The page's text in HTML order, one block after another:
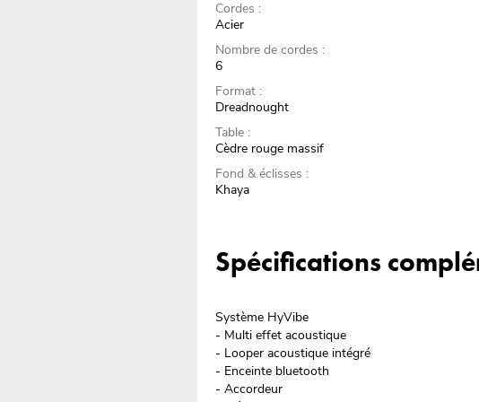
Cordes :
Acier
Nombre de cordes :
6
Format :
Dreadnought
Table :
Cèdre rouge massif
Fond & éclisses :
Khaya
Spécifications
Système HyVibe
- Multi effet acoustique
- Looper acoustique intégré
- Enceinte bluetooth
- Accordeur